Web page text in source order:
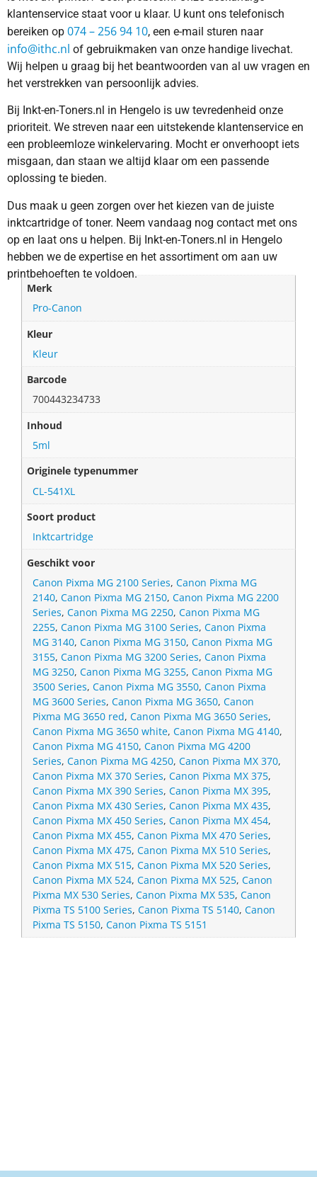
klantenservice staat voor u klaar. U kunt ons telefonisch
bereiken op 074 – 256 94 10, een e-mail sturen naar
info@ithc.nl of gebruikmaken van onze handige livechat.
Wij helpen u graag bij het beantwoorden van al uw vragen en
het verstrekken van persoonlijk advies.
Bij Inkt-en-Toners.nl in Hengelo is uw tevredenheid onze
prioriteit. We streven naar een uitstekende klantenservice en
een probleemloze winkelervaring. Mocht er onverhoopt iets
misgaan, dan staan we altijd klaar om een passende
oplossing te bieden.
Dus maak u geen zorgen over het kiezen van de juiste
inktcartridge of toner. Neem vandaag nog contact met ons
op en laat ons u helpen. Bij Inkt-en-Toners.nl in Hengelo
hebben we de expertise en het assortiment om aan uw
printbehoeften te voldoen.
Merk
Pro-Canon
Kleur
Kleur
Barcode
700443234733
Inhoud
5ml
Originele typenummer
CL-541XL
Soort product
Inktcartridge
Geschikt voor
Canon Pixma MG 2100 Series,Canon Pixma MG
2140,Canon Pixma MG 2150,Canon Pixma MG 2200
Series,Canon Pixma MG 2250,Canon Pixma MG
2255,Canon Pixma MG 3100 Series,Canon Pixma
MG 3140,Canon Pixma MG 3150,Canon Pixma MG
3155,Canon Pixma MG 3200 Series,Canon Pixma
MG 3250,Canon Pixma MG 3255,Canon Pixma MG
3500 Series,Canon Pixma MG 3550,Canon Pixma
MG 3600 Series,Canon Pixma MG 3650,Canon
Pixma MG 3650 red,Canon Pixma MG 3650 Series,
Canon Pixma MG 3650 white,Canon Pixma MG 4140,
Canon Pixma MG 4150,Canon Pixma MG 4200
Series,Canon Pixma MG 4250,Canon Pixma MX 370,
Canon Pixma MX 370 Series,Canon Pixma MX 375,
Canon Pixma MX 390 Series,Canon Pixma MX 395,
Canon Pixma MX 430 Series,Canon Pixma MX 435,
Canon Pixma MX 450 Series,Canon Pixma MX 454,
Canon Pixma MX 455,Canon Pixma MX 470 Series,
Canon Pixma MX 475,Canon Pixma MX 510 Series,
Canon Pixma MX 515,Canon Pixma MX 520 Series,
Canon Pixma MX 524,Canon Pixma MX 525,Canon
Pixma MX 530 Series,Canon Pixma MX 535,Canon
Pixma TS 5100 Series,Canon Pixma TS 5140,Canon
Pixma TS 5150,Canon Pixma TS 5151